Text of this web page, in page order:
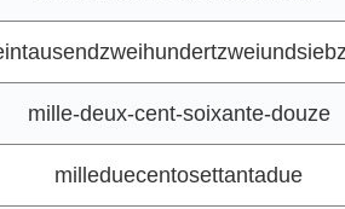
mille-deux-cent-soixante-douze
milleduecentosettantadue